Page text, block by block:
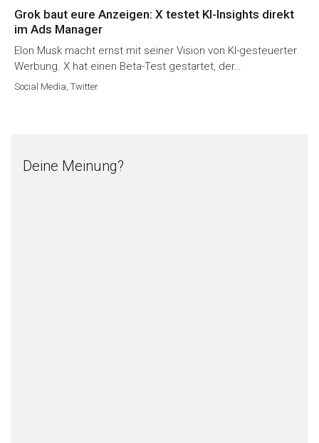
Grok baut eure Anzeigen: X testet KI-Insights direkt
im Ads Manager
Elon Musk macht ernst mit seiner Vision von KI-gesteuerter
Werbung. X hat einen Beta-Test gestartet, der…
Social Media Twitter
Deine Meinung?